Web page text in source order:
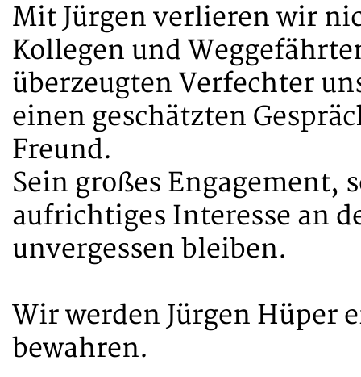
Mit Jürgen verlieren wir
Kollegen und
überzeugten Verfechter
einen geschätzten
Freund.
Sein großes Engagement,
aufrichtiges Interesse an
unvergessen bleiben.
Wir werden Jürgen Hüper
bewahren.